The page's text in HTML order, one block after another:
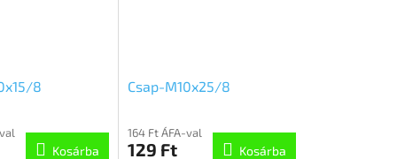
8
Kosárba
Csap-M10x25/8
164 Ft ÁFA-val
129 Ft Kosárba